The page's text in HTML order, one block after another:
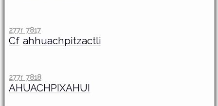
277r 7817
Cf ahhuachpitzactli
277r 7818
AHUACHPIXAHUI